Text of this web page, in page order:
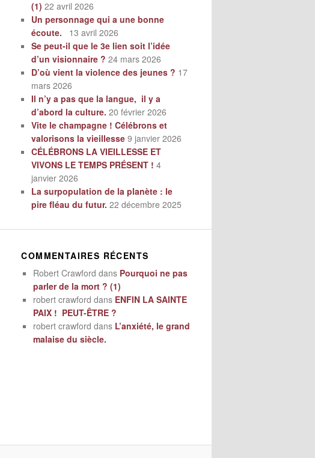
(1) 22 avril 2026
Un personnage qui a une bonne
écoute.
13 avril 2026
Se peut-il que le 3e lien soit l’idée
d’un visionnaire ? 24 mars 2026
D’où vient la violence des jeunes ? 17
mars 2026
Il n’y a pas que la langue, il y a
d’abord la culture. 20 février 2026
Vite le champagne ! Célébrons et
valorisons la vieillesse 9 janvier 2026
CÉLÉBRONS LA VIEILLESSE ET
VIVONS LE TEMPS PRÉSENT ! 4
janvier 2026
La surpopulation de la planète : le
pire fléau du futur. 22 décembre 2025
COMMENTAIRES RÉCENTS
Robert Crawford dans Pourquoi ne pas
parler de la mort ? (1)
robert crawford dans ENFIN LA SAINTE
PAIX ! PEUT-ÊTRE ?
robert crawford dans L’anxiété, le grand
malaise du siècle.